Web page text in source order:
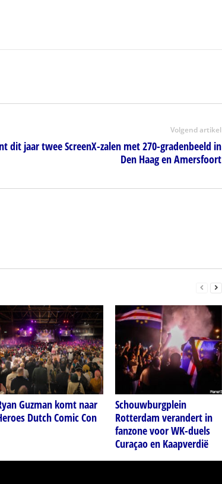
Volgend artikel
dit jaar twee ScreenX-zalen met 270-gradenbeeld in
Den Haag en Amersfoort
Guzman komt naar
Dutch Comic Con
Schouwburgplein
Rotterdam verandert in
fanzone voor WK-duels
Curaçao en Kaapverdië